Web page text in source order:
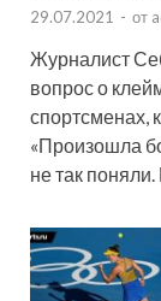
29.07.2021 - от
Журналист
вопрос о
спортсменах,
«Произошла
не так